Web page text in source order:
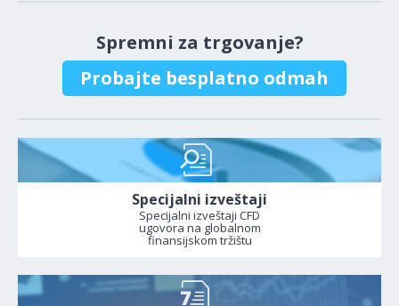
Spremni za trgovanje?
Probajte besplatno odmah
Specijalni izveštaji
Specijalni izveštaji CFD
ugovora na globalnom
finansijskom tržištu